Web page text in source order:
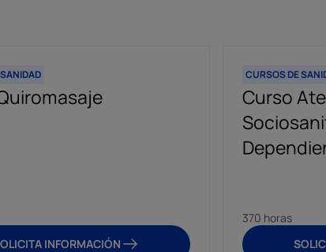
INFORMACIÓN
CURSOS DE
Curso
370 horas